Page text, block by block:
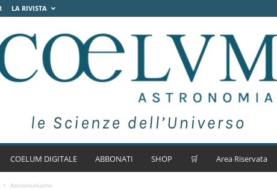
LA RIVISTA
COELUM DIGITALE ABBONATI SHOP 🛒 Area Riservata
Astronomiamo